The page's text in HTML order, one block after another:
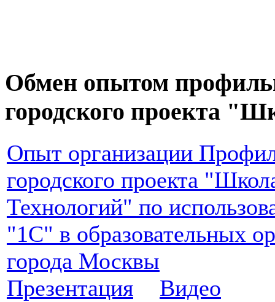
Обмен опытом
городского проекта
Опыт организации
городского проекта
Технологий" по
"1С" в образовательных
города Москвы
Презентация
Видео